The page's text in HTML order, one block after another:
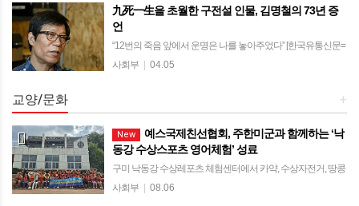
끊임없이 업계 관…
九死一生을 초월한 구전설 인물, 김명철의 73년 증
언
“12번의 죽음 앞에서 운명은 나를 놓아주었다” [한국유통신문=
김도형 기자] 전자통신·산업 전문가 출신의 김명철(73) 씨는
사회부 | 04.05
+
교양/문화
New
예스국제친선협회, 주한미군과 함께하는 ‘낙
동강 수상스포츠 영어체험’ 성료
구미 낙동강 수상레포츠 체험센터에서 카약, 수상자전거, 땅콩
보트 등 타며 미군과 수상스포츠 4년째 이어온 행사… “영어를
사회부 | 08.06